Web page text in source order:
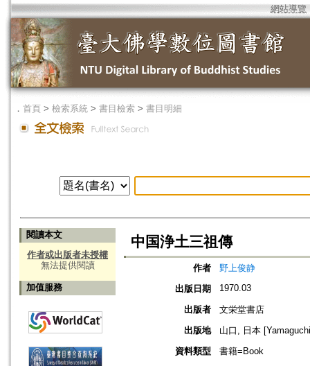
網站導覽
． 首頁 > 檢索系統 > 書目檢索 > 書目明細
閱讀本文
作者或出版者未授權
無法提供閱讀
加值服務
中国浄土三祖傳
作者
野上俊静
出版日期
1970.03
出版者
文栄堂書店
出版地
山口, 日本
資料類型
書籍=Book